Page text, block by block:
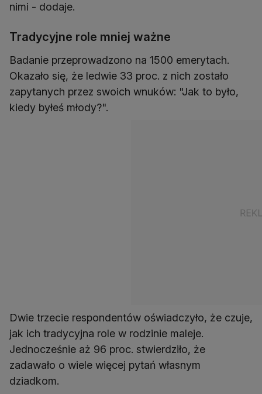
nimi - dodaje.
Tradycyjne role mniej ważne
Badanie przeprowadzono na 1500 emerytach.
Okazało się, że ledwie 33 proc. z nich zostało
zapytanych przez swoich wnuków: "Jak to było,
kiedy byłeś młody?".
Dwie trzecie respondentów oświadczyło, że czuje,
jak ich tradycyjna role w rodzinie maleje.
Jednocześnie aż 96 proc. stwierdziło, że
zadawało o wiele więcej pytań własnym
dziadkom.